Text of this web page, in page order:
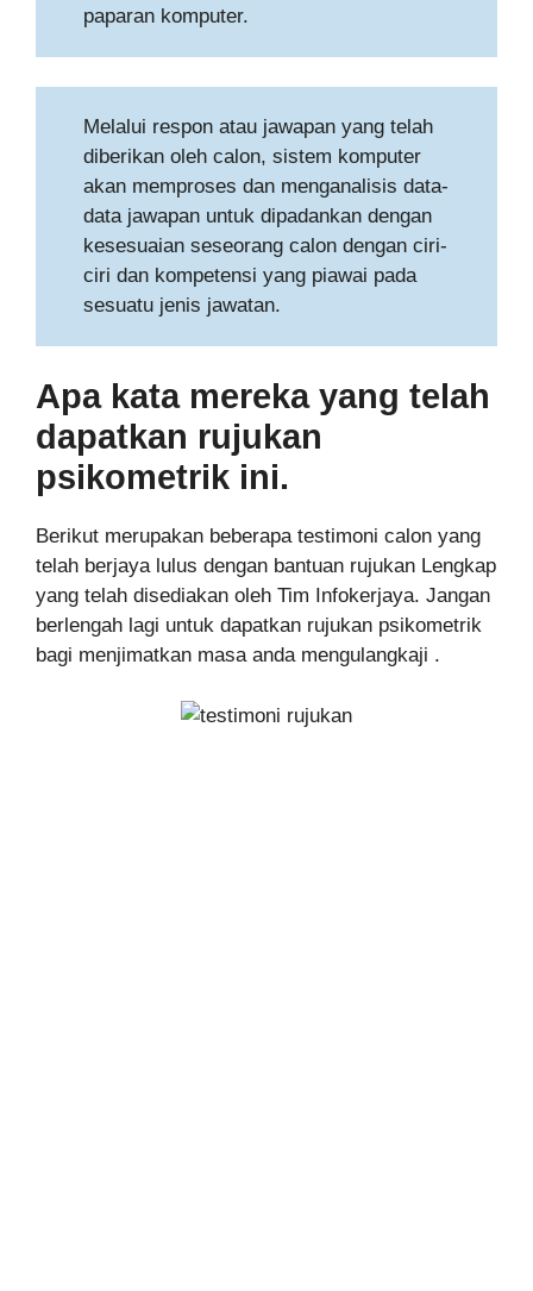
paparan komputer.
Melalui respon atau jawapan yang telah
diberikan oleh calon, sistem komputer
akan memproses dan menganalisis data-
data jawapan untuk dipadankan dengan
kesesuaian seseorang calon dengan ciri-
ciri dan kompetensi yang piawai pada
sesuatu jenis jawatan.
Apa kata mereka yang telah
dapatkan rujukan
psikometrik ini.
Berikut merupakan beberapa testimoni calon yang
telah berjaya lulus dengan bantuan rujukan Lengkap
yang telah disediakan oleh Tim Infokerjaya. Jangan
berlengah lagi untuk dapatkan rujukan psikometrik
bagi menjimatkan masa anda mengulangkaji .